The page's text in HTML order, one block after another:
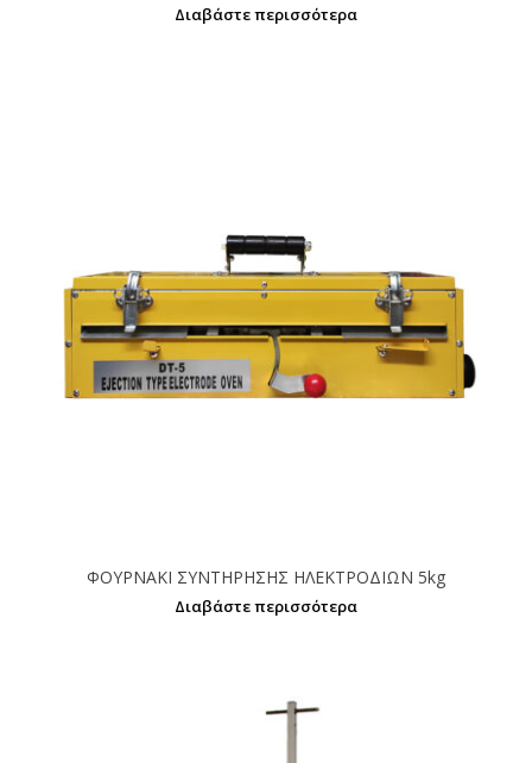
Διαβάστε περισσότερα
ΦΟΥΡΝΑΚΙ ΣΥΝΤΗΡΗΣΗΣ ΗΛΕΚΤΡΟΔΙΩΝ 5kg
Διαβάστε περισσότερα